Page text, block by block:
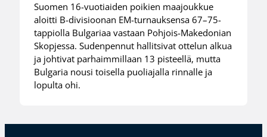
Suomen 16-vuotiaiden poikien maajoukkue
aloitti B-divisioonan EM-turnauksensa 67–75-
tappiolla Bulgariaa vastaan Pohjois-Makedonian
Skopjessa. Sudenpennut hallitsivat ottelun alkua
ja johtivat parhaimmillaan 13 pisteellä, mutta
Bulgaria nousi toisella puoliajalla rinnalle ja
lopulta ohi.